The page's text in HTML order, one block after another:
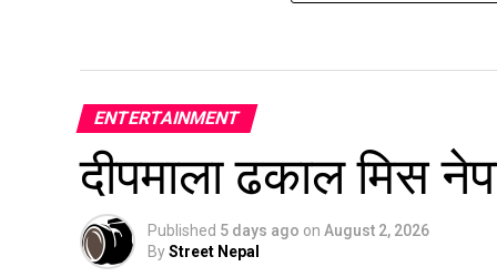
ENTERTAINMENT
दीपमाला ढकाल मिस
Published 5 days ago on August 2, 2026
ByStreet Nepal